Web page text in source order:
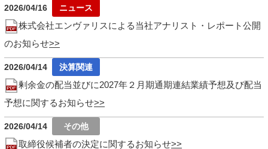
2026/04/16
株式会社エンヴァリスによる当社アナリスト・レポート公開
のお知らせ
2026/04/14
剰余金の配当並びに2027年２月期通期連結業績予想及び配当
予想に関するお知らせ
2026/04/14
取締役候補者の決定に関するお知らせ